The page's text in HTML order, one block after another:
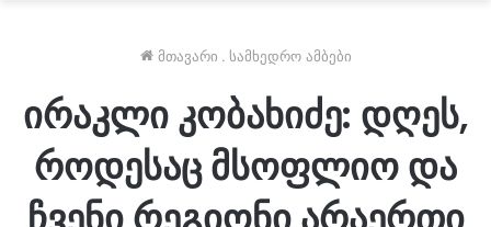
მთავარი . სამხედრო ამბები
ირაკლი კობახიძე: დღეს,
როდესაც მსოფლიო და